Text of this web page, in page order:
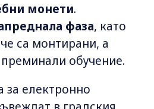
монети.
фаза, като
са монтирани, а
обучение.
за електронно